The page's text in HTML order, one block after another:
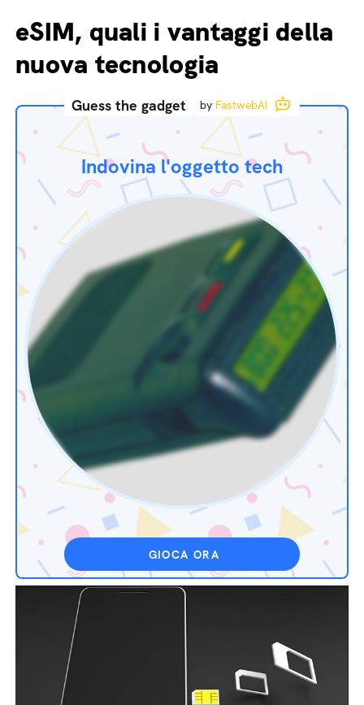
eSIM, quali i vantaggi della
nuova tecnologia
Guess the gadget by FastwebAI
Indovina l'oggetto tech
GIOCA ORA